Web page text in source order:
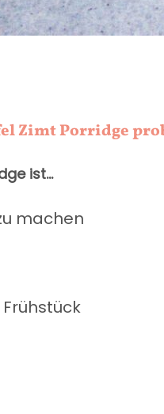
Zimt Porridge
ist…
machen